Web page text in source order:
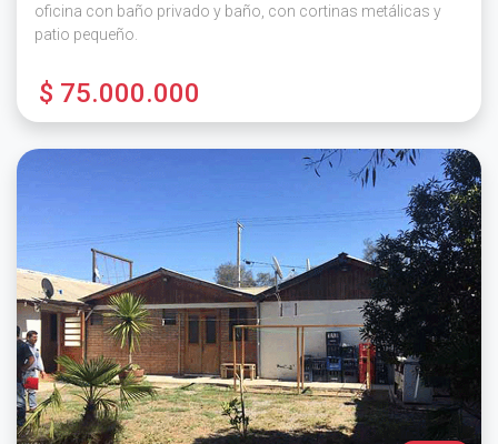
oficina con baño privado y baño, con cortinas metálicas y
patio pequeño.
$ 75.000.000